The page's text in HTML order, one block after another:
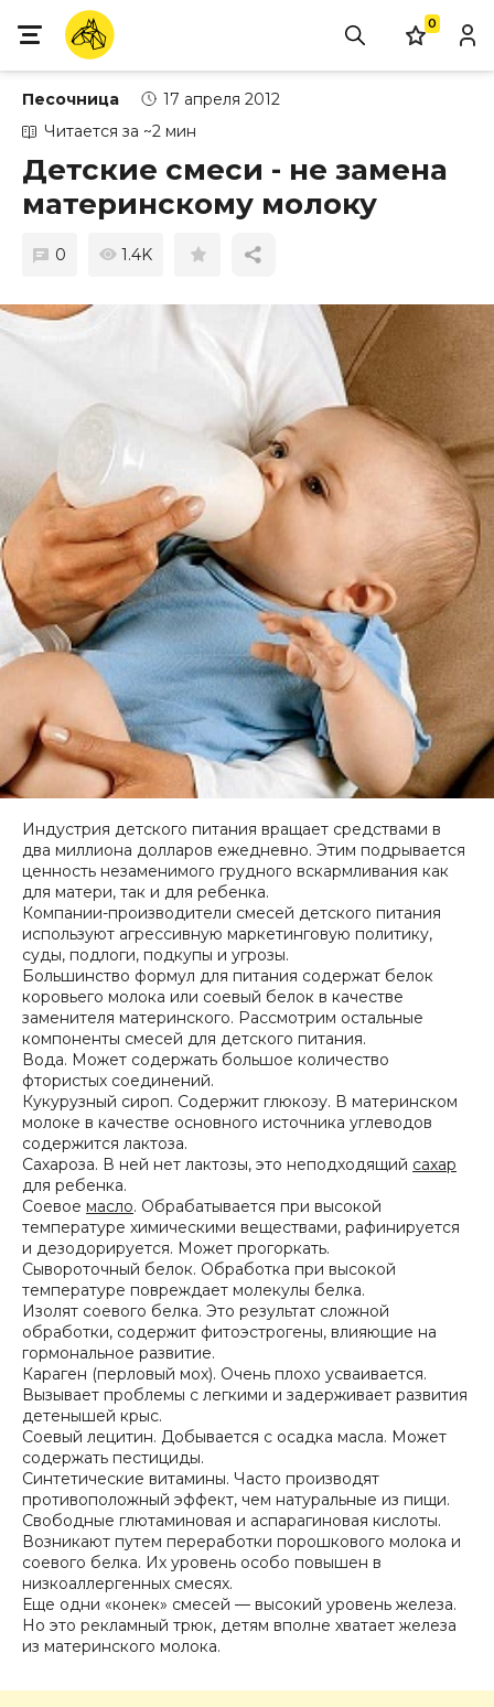
0
Песочница
17 апреля 2012
Читается за ~2 мин
Детские смеси - не замена
материнскому молоку
0 1.4K
Индустрия детского питания вращает средствами в
два миллиона долларов ежедневно. Этим подрывается
ценность незаменимого грудного вскармливания как
для матери, так и для ребенка.
Компании-производители смесей детского питания
используют агрессивную маркетинговую политику,
суды, подлоги, подкупы и угрозы.
Большинство формул для питания содержат белок
коровьего молока или соевый белок в качестве
заменителя материнского. Рассмотрим остальные
компоненты смесей для детского питания.
Вода. Может содержать большое количество
фтористых соединений.
Кукурузный сироп. Содержит глюкозу. В материнском
молоке в качестве основного источника углеводов
содержится лактоза.
Сахароза. В ней нет лактозы, это неподходящий сахар
для ребенка.
Соевое масло. Обрабатывается при высокой
температуре химическими веществами, рафинируется
и дезодорируется. Может прогоркать.
Сывороточный белок. Обработка при высокой
температуре повреждает молекулы белка.
Изолят соевого белка. Это результат сложной
обработки, содержит фитоэстрогены, влияющие на
гормональное развитие.
Караген (перловый мох). Очень плохо усваивается.
Вызывает проблемы с легкими и задерживает развития
детенышей крыс.
Соевый лецитин. Добывается с осадка масла. Может
содержать пестициды.
Синтетические витамины. Часто производят
противоположный эффект, чем натуральные из пищи.
Свободные глютаминовая и аспарагиновая кислоты.
Возникают путем переработки порошкового молока и
соевого белка. Их уровень особо повышен в
низкоаллергенных смесях.
Еще одни «конек» смесей — высокий уровень железа.
Но это рекламный трюк, детям вполне хватает железа
из материнского молока.